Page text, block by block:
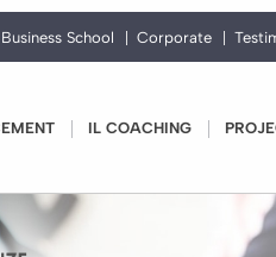
Business School Corporate
IL COACHING